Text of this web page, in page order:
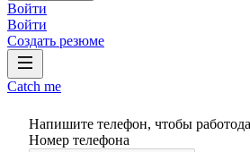
Войти
Войти
Создать резюме
Catch me
Напишите телефон, чтобы
Номер телефона